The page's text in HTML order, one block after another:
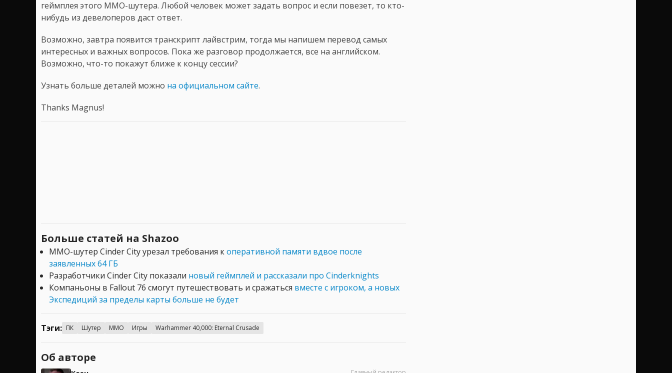
геймплея этого MMO-шутера. Любой человек может задать вопрос и если повезет, то кто-
нибудь из девелоперов даст ответ.
Возможно, завтра появится транскрипт лайвстрим, тогда мы напишем перевод самых
интересных и важных вопросов. Пока же разговор продолжается, все на английском.
Возможно, что-то покажут ближе к концу сессии?
Узнать больше деталей можно на официальном сайте.
Thanks Magnus!
Больше статей на Shazoo
MMO-шутер Cinder City урезал требования коперативной памяти вдвое после
заявленных 64 ГБ
Разработчики Cinder City показали новый геймплей и рассказали про Cinderknights
Компаньоны в Fallout 76 смогут путешествовать и сражаться вместе с игроком, а новых
Экспедиций за пределы карты больше не будет
Тэги: ПК Шутер MMO Игры Warhammer 40,000: Eternal Crusade
Об авторе